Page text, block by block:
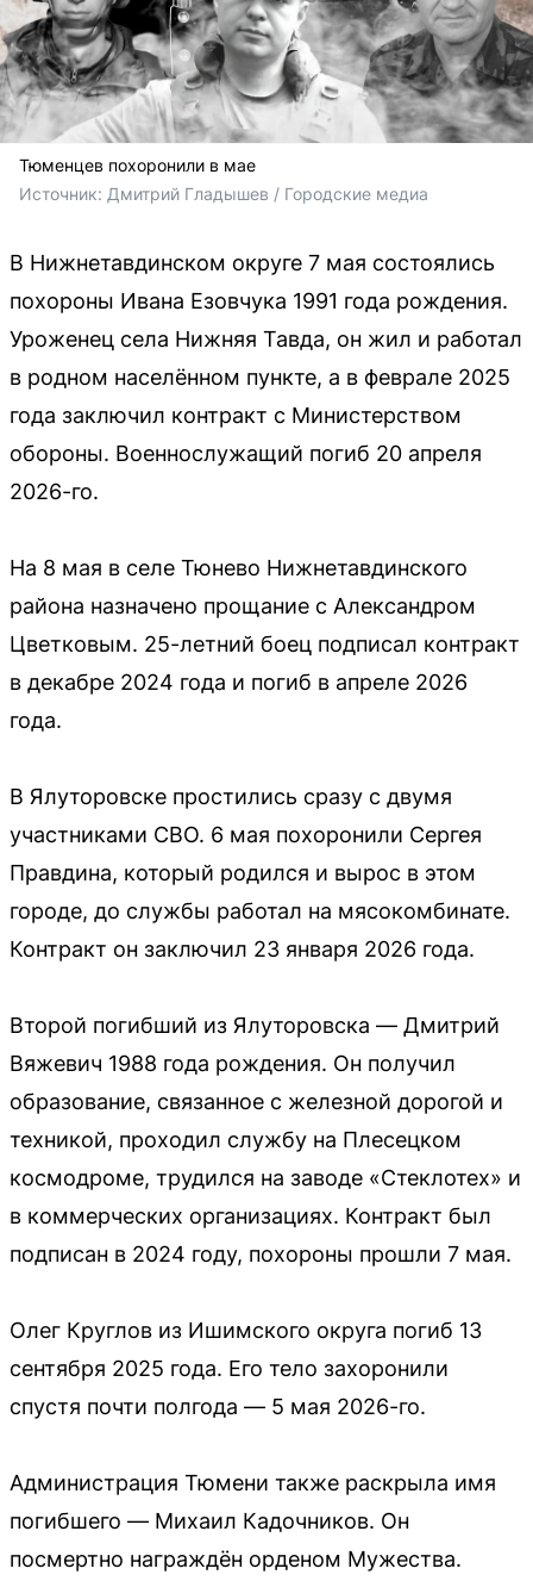
Тюменцев похоронили в мае
Источник: Дмитрий Гладышев / Городские медиа
В Нижнетавдинском округе 7 мая состоялись
похороны Ивана Езовчука 1991 года рождения.
Уроженец села Нижняя Тавда, он жил и работал
в родном населённом пункте, а в феврале 2025
года заключил контракт с Министерством
обороны. Военнослужащий погиб 20 апреля
2026-го.
На 8 мая в селе Тюнево Нижнетавдинского
района назначено прощание с Александром
Цветковым. 25-летний боец подписал контракт
в декабре 2024 года и погиб в апреле 2026
года.
В Ялуторовске простились сразу с двумя
участниками СВО. 6 мая похоронили Сергея
Правдина, который родился и вырос в этом
городе, до службы работал на мясокомбинате.
Контракт он заключил 23 января 2026 года.
Второй погибший из Ялуторовска — Дмитрий
Вяжевич 1988 года рождения. Он получил
образование, связанное с железной дорогой и
техникой, проходил службу на Плесецком
космодроме, трудился на заводе «Стеклотех» и
в коммерческих организациях. Контракт был
подписан в 2024 году, похороны прошли 7 мая.
Олег Круглов из Ишимского округа погиб 13
сентября 2025 года. Его тело захоронили
спустя почти полгода — 5 мая 2026-го.
Администрация Тюмени также раскрыла имя
погибшего — Михаил Кадочников. Он
посмертно награждён орденом Мужества.